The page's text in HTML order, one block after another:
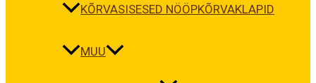
KÕRVASISESED NÖÖPKÕRVAKLAPID
MUU